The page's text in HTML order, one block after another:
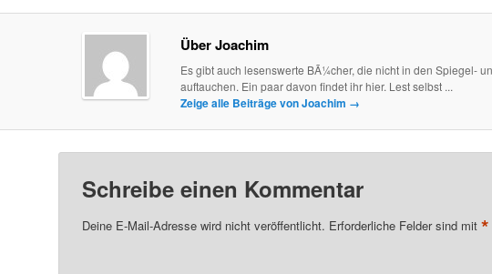
Über Joachim
Es gibt auch lesenswerte BÃ¼cher, die nicht in den Spiegel-
auftauchen. Ein paar davon findet ihr hier. Lest selbst ...
Zeige alle Beiträge von Joachim →
Schreibe einen Kommentar
Deine E-Mail-Adresse wird nicht veröffentlicht. Erforderliche Felder sind mit *